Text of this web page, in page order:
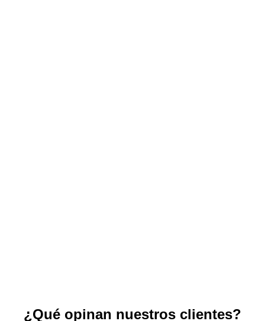
¿Qué opinan nuestros clientes?